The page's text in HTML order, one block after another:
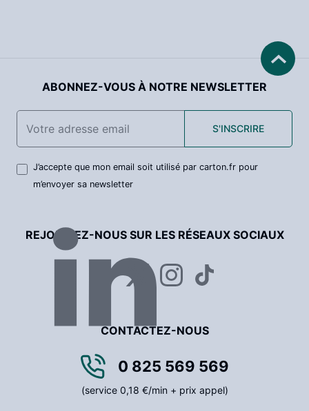
ABONNEZ-VOUS À NOTRE NEWSLETTER
S'INSCRIRE
J’accepte que mon email soit utilisé par carton.fr pour
m’envoyer sa newsletter
REJOIGNEZ-NOUS SUR LES RÉSEAUX SOCIAUX
CONTACTEZ-NOUS
0 825 569 569
(service 0,18 €/min + prix appel)